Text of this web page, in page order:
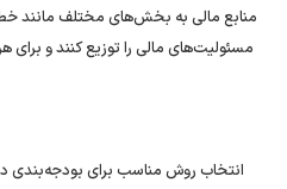
منابع مالی به بخش‌های مختلف مانند خط
مسئولیت‌های مالی را توزیع کنند و
انتخاب روش مناسب برای بودجه‌بندی در